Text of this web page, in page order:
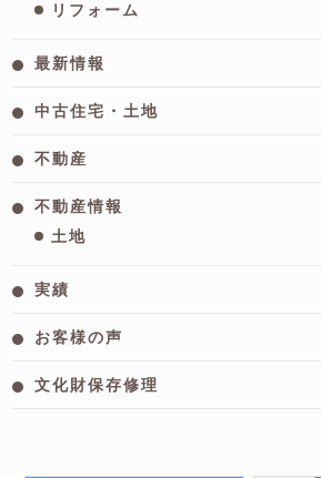
リフォーム
最新情報
中古住宅・土地
不動産
不動産情報
土地
実績
お客様の声
文化財保存修理